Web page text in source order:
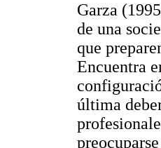
Garza
de una
que
Encuentra
última